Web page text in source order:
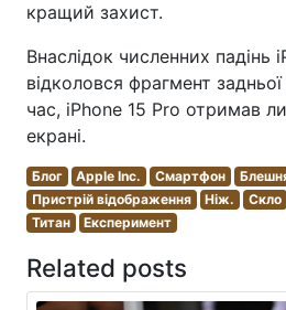
кращий захист.
Внаслідок численних падінь
відколовся фрагмент
час, iPhone 15 Pro отримав
екрані.
Блог Apple Inc. Смартфон
Пристрій відображення
Ніж. Скло
Титан
Експеримент
Related posts